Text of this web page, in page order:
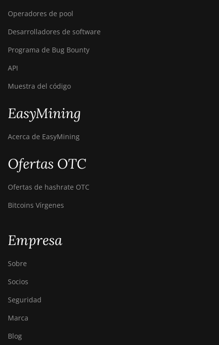
Operadores de pool
Desarrolladores de software
Programa de Bug Bounty
API
Muestra del código
EasyMining
Acerca de EasyMining
Ofertas OTC
Ofertas de hashrate OTC
Bitcoins Vírgenes
Empresa
Sobre
Socios
Seguridad
Marca
Blog